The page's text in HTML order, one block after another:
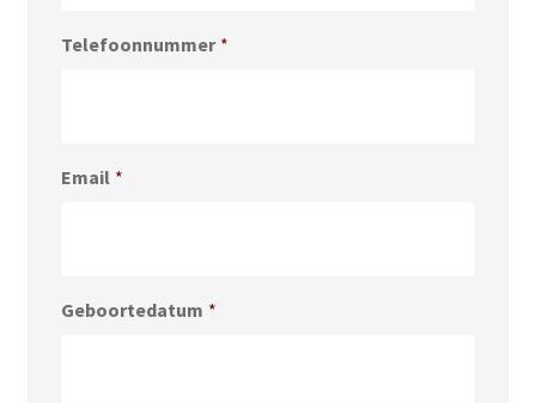
Telefoonnummer *
Email *
Geboortedatum *